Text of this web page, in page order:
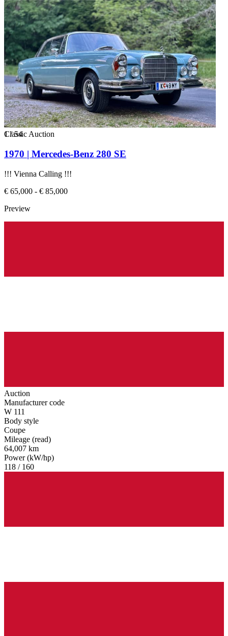
1/54
Classic Auction
1970 | Mercedes-Benz 280 SE
!!! Vienna Calling !!!
€ 65,000 - € 85,000
Preview
Auction
Manufacturer code
W 111
Body style
Coupe
Mileage (read)
64,007 km
Power (kW/hp)
118 / 160